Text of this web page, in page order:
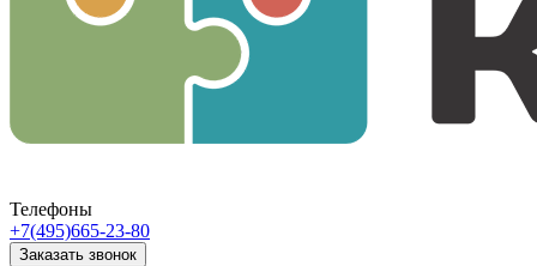
Телефоны
+7(495)665-23-80
Заказать звонок